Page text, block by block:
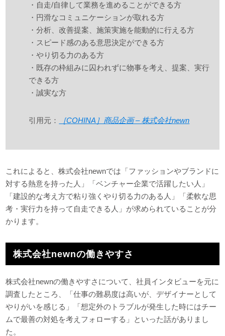
・自走/自律して業務を進めることができる方
・円滑なコミュニケーションが取れる方
・分析、改善提案、施策実施を能動的に行える方
・スピード感のある意思決定ができる方
・やり切る力のある方
・既存の枠組みに囚われずに物事を考え、提案、実行
できる方
・誠実な方
引用元： ［COHINA］商品企画 – 株式会社newn
これによると、株式会社newnでは「ファッションやブランドに
対する熱意を持った人」「ベンチャー企業で活躍したい人」
「建設的な考え方で粘り強くやり切る力のある人」「柔軟な思
考・実行力を持って自走できる人」が求められていることが分
かります。
株式会社newnの働きやすさ
株式会社newnの働きやすさについて、社員インタビューを元に
調査したところ、「仕事の難易度は高いが、デザイナーとして
やりがいを感じる」「想定外のトラブルが発生した時にはチー
ムで最善の対処を考えフォローする」といった話がありまし
た。